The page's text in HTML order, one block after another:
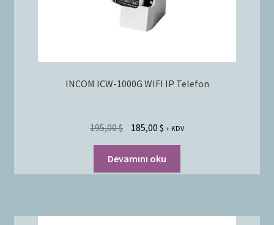
INCOM ICW-1000G WIFI IP Telefon
195,00$ 185,00 $ + KDV
Devamını oku